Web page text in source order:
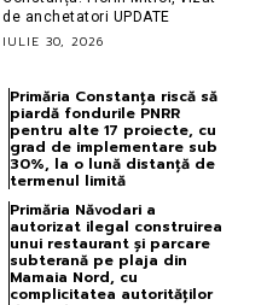
de anchetatori UPDATE
IULIE 30, 2026
Primăria Constanța riscă să
piardă fondurile PNRR
pentru alte 17 proiecte, cu
grad de implementare sub
30%, la o lună distanță de
termenul limită
Primăria Năvodari a
autorizat ilegal construirea
unui restaurant și parcare
subterană pe plaja din
Mamaia Nord, cu
complicitatea autorităților